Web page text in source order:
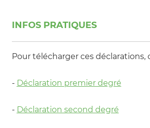
INFOS PRATIQUES
Pour télécharger ces déclarations,
- Déclaration premier degré
- Déclaration second degré